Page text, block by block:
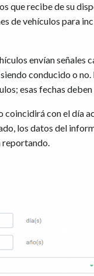
que recibe de su
de vehículos para
envían señales
conducido o
esas fechas
coincidirá con el día
los datos del
reportando.